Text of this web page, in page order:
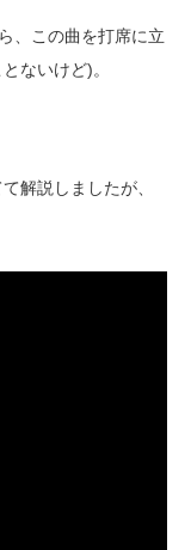
、この曲を打席に立
ないけど)。
解説しましたが、